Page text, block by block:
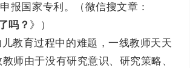
报国家专利。（微信搜文章：
吗？ 》）
教育过程中的难题，一线教师天天
师由于没有研究意识、研究策略、